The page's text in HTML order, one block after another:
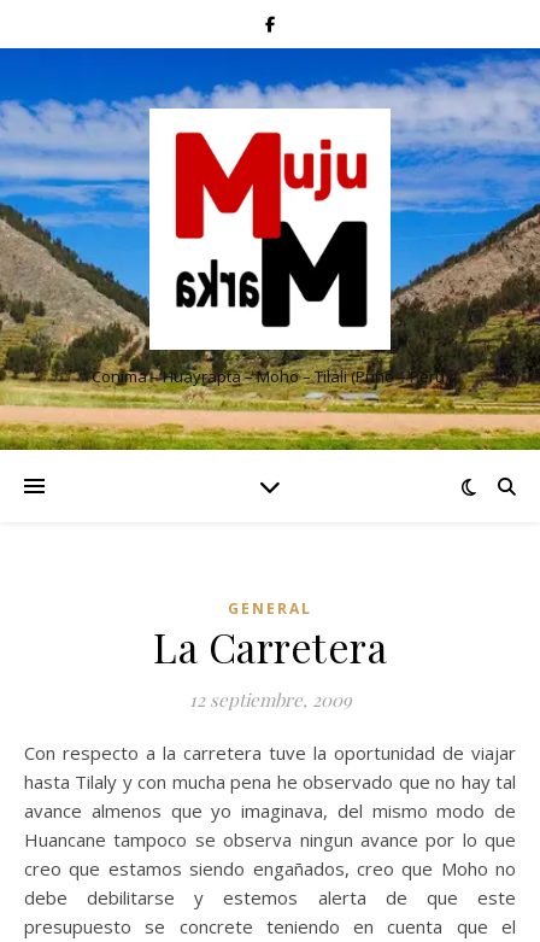
Conima – Huayrapta – Moho – Tilali (Puno – Perú)
GENERAL
La Carretera
12 septiembre, 2009
Con respecto a la carretera tuve la oportunidad de viajar
hasta Tilaly y con mucha pena he observado que no hay tal
avance almenos que yo imaginava, del mismo modo de
Huancane tampoco se observa ningun avance por lo que
creo que estamos siendo engañados, creo que Moho no
debe debilitarse y estemos alerta de que este
presupuesto se concrete teniendo en cuenta que el